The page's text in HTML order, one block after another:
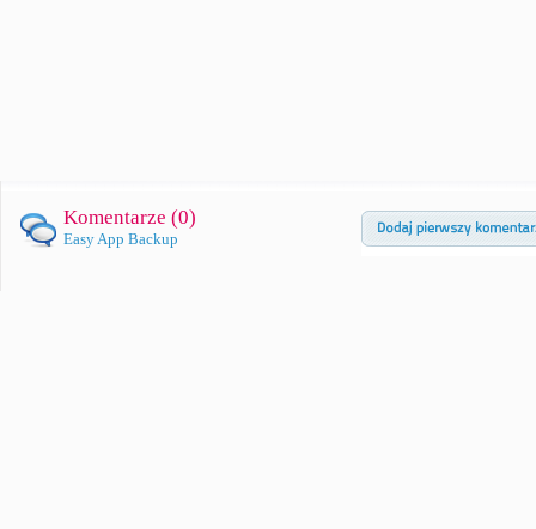
Komentarze (0)
Easy App Backup